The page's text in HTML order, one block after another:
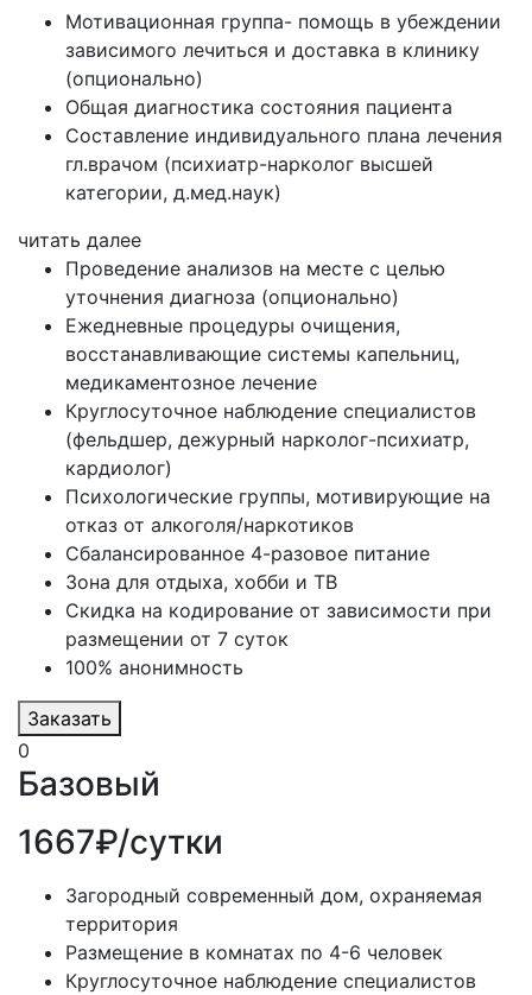
Мотивационная группа- помощь в убеждении
зависимого лечиться и доставка в клинику
(опционально)
Общая диагностика состояния пациента
Составление индивидуального плана лечения
гл.врачом (психиатр-нарколог высшей
категории, д.мед.наук)
читать далее
Проведение анализов на месте с целью
уточнения диагноза (опционально)
Ежедневные процедуры очищения,
восстанавливающие системы капельниц,
медикаментозное лечение
Круглосуточное наблюдение специалистов
(фельдшер, дежурный нарколог-психиатр,
кардиолог)
Психологические группы, мотивирующие на
отказ от алкоголя/наркотиков
Сбалансированное 4-разовое питание
Зона для отдыха, хобби и ТВ
Скидка на кодирование от зависимости при
размещении от 7 суток
100% анонимность
Заказать
0
Базовый
1667₽/сутки
Загородный современный дом, охраняемая
территория
Размещение в комнатах по 4-6 человек
Круглосуточное наблюдение специалистов